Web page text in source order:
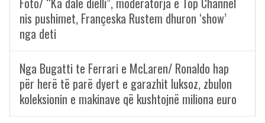
nis pushimet, Françeska Rustem dhuron ‘show’
nga deti
Nga Bugatti te Ferrari e McLaren/ Ronaldo hap
për herë të parë dyert e garazhit luksoz, zbulon
koleksionin e makinave që kushtojnë miliona euro